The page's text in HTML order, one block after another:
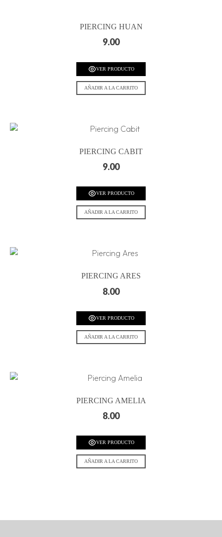
PIERCING HUAN
9.00
VER PRODUCTO
AÑADIR A LA CARRITO
PIERCING CABIT
9.00
VER PRODUCTO
AÑADIR A LA CARRITO
PIERCING ARES
8.00
VER PRODUCTO
AÑADIR A LA CARRITO
PIERCING AMELIA
8.00
VER PRODUCTO
AÑADIR A LA CARRITO